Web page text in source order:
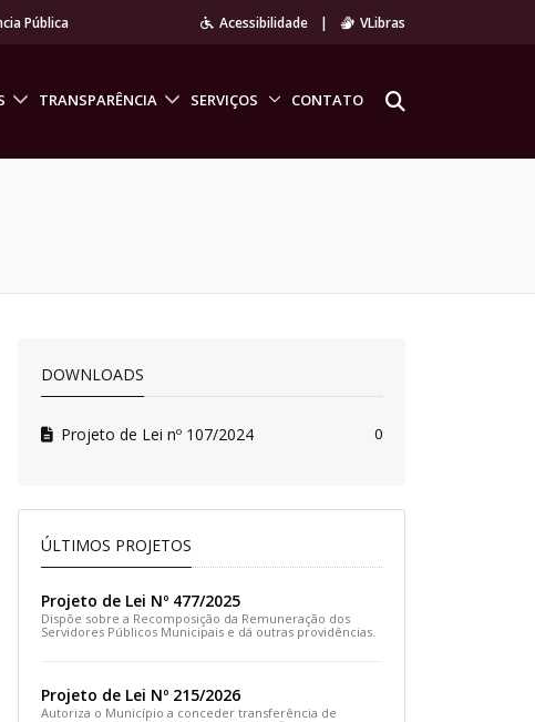
Pública Acessibilidade | VLibras
TRANSPARÊNCIA SERVIÇOS CONTATO
DOWNLOADS
Projeto de Lei nº 107/2024 0
ÚLTIMOS PROJETOS
Projeto de Lei Nº 477/2025
Dispõe sobre a Recomposição da Remuneração dos
Servidores Públicos Municipais e dá outras providências.
Projeto de Lei Nº 215/2026
Autoriza o Município a conceder transferência de